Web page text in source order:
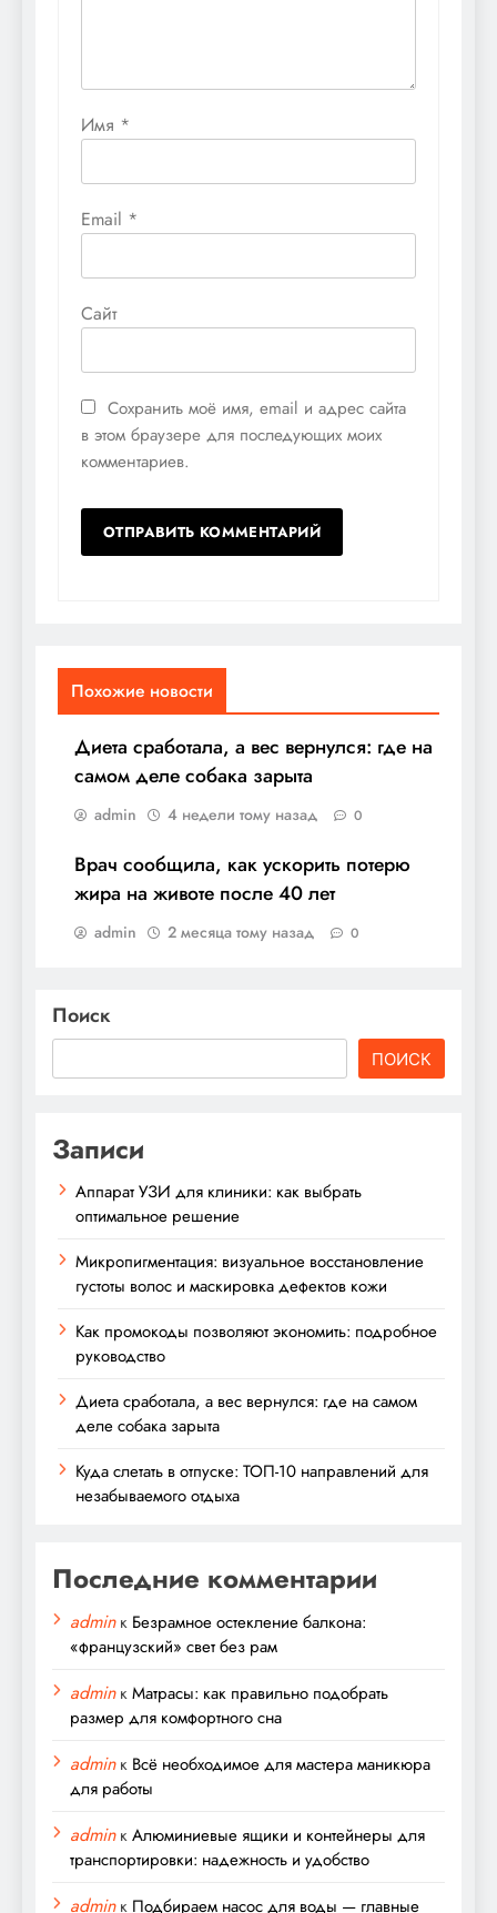
Имя *
Email *
Сайт
Сохранить моё имя, email и адрес сайта
в этом браузере для последующих моих
комментариев.
Похожие новости
Диета сработала, а вес вернулся: где на
самом деле собака зарыта
admin 4 недели тому назад 0
Врач сообщила, как ускорить потерю
жира на животе после 40 лет
admin 2 месяца тому назад 0
Поиск
ПОИСК
Записи
Аппарат УЗИ для клиники: как выбрать
оптимальное решение
Микропигментация: визуальное восстановление
густоты волос и маскировка дефектов кожи
Как промокоды позволяют экономить: подробное
руководство
Диета сработала, а вес вернулся: где на самом
деле собака зарыта
Куда слетать в отпуске: ТОП-10 направлений для
незабываемого отдыха
Последние комментарии
adminк Безрамное остекление балкона:
«французский» свет без рам
adminкМатрасы: как правильно подобрать
размер для комфортного сна
adminк Всё необходимое для мастера маникюра
для работы
adminкАлюминиевые ящики и контейнеры для
транспортировки: надежность и удобство
adminк Подбираем насос для воды — главные